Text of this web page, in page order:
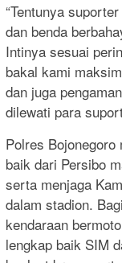
“Tentunya
dan benda
Intinya sesuai
bakal kami
dan juga
dilewati para
Polres
baik dari Persibo
serta menjaga
dalam stadion.
kendaraan
lengkap baik SIM